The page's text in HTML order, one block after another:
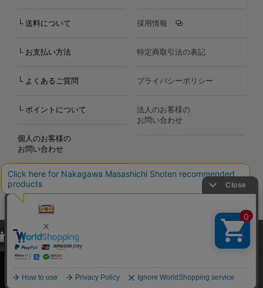
└ 送料について
└ お支払い方法
└ よくあるご質問
└ ポイントについて
個人のお客様の
お問い合わせ
採用情報
特定商取引法の表記
プライバシーポリシー
法人のお客様の
お問い合わせ
Copyright©2000-2026
Nakagawa Masashichi Shoten All Rights Reserved.
当サイトでは、当サイト内における閲覧履歴・属性情報などの取得およ
び利便性向上のためにクッキー（Cookie）を使用いたします。詳細に
関しては「プライバシーポリシー
承諾する